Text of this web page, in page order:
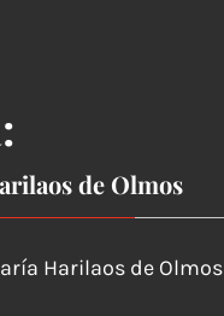
de Olmos
Harilaos de Olmos